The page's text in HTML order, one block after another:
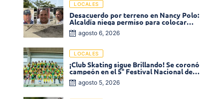
LOCALES
Desacuerdo por terreno en Nancy Polo:
Alcaldía niega permiso para colocar
venta de comidas
agosto 6, 2026
LOCALES
¡Club Skating sigue Brillando! Se coronó
campeón en el 5° Festival Nacional de
Patinaje «Soledad sobre Ruedas»
agosto 5, 2026